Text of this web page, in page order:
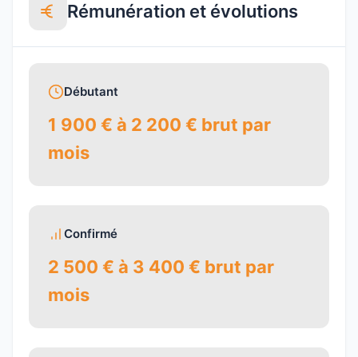
Rémunération et évolutions
Débutant
1 900 € à 2 200 € brut par
mois
Confirmé
2 500 € à 3 400 € brut par
mois